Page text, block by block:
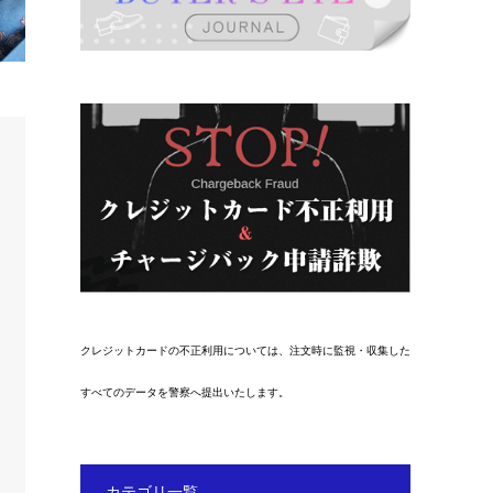
クレジットカードの不正利用については、注文時に監視・収集した
すべてのデータを警察へ提出いたします。